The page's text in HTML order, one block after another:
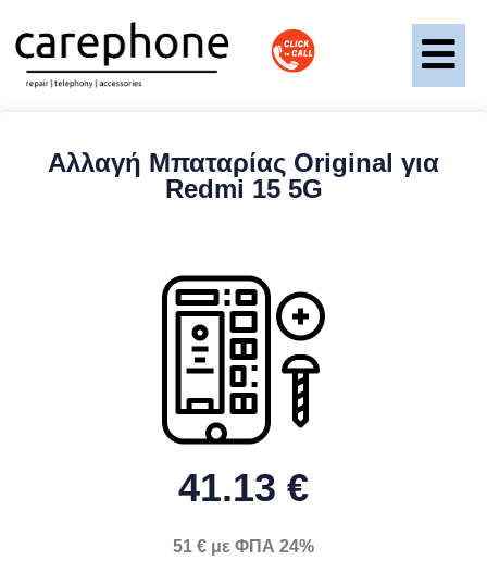
Αλλαγή Μπαταρίας Original για
Redmi 15 5G
41.13 €
51 € με ΦΠΑ 24%